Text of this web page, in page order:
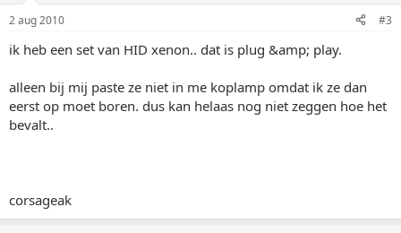
2 aug 2010 #3
ik heb een set van HID xenon.. dat is plug &amp; play.
alleen bij mij paste ze niet in me koplamp omdat ik ze dan
eerst op moet boren. dus kan helaas nog niet zeggen hoe het
bevalt..
corsageak